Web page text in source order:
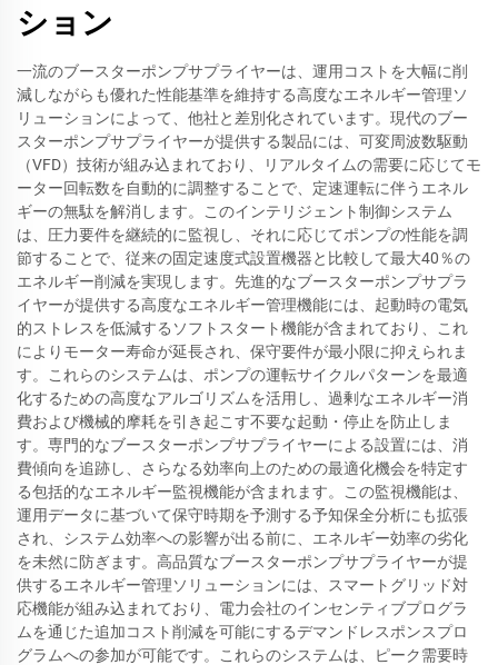
ション
一流のブースターポンプサプライヤーは、運用コストを大幅に削
減しながらも優れた性能基準を維持する高度なエネルギー管理ソ
リューションによって、他社と差別化されています。現代のブー
スターポンプサプライヤーが提供する製品には、可変周波数駆動
（VFD）技術が組み込まれており、リアルタイムの需要に応じてモ
ーター回転数を自動的に調整することで、定速運転に伴うエネル
ギーの無駄を解消します。このインテリジェント制御システム
は、圧力要件を継続的に監視し、それに応じてポンプの性能を調
節することで、従来の固定速度式設置機器と比較して最大40％の
エネルギー削減を実現します。先進的なブースターポンプサプラ
イヤーが提供する高度なエネルギー管理機能には、起動時の電気
的ストレスを低減するソフトスタート機能が含まれており、これ
によりモーター寿命が延長され、保守要件が最小限に抑えられま
す。これらのシステムは、ポンプの運転サイクルパターンを最適
化するための高度なアルゴリズムを活用し、過剰なエネルギー消
費および機械的摩耗を引き起こす不要な起動・停止を防止しま
す。専門的なブースターポンプサプライヤーによる設置には、消
費傾向を追跡し、さらなる効率向上のための最適化機会を特定す
る包括的なエネルギー監視機能が含まれます。この監視機能は、
運用データに基づいて保守時期を予測する予知保全分析にも拡張
され、システム効率への影響が出る前に、エネルギー効率の劣化
を未然に防ぎます。高品質なブースターポンプサプライヤーが提
供するエネルギー管理ソリューションには、スマートグリッド対
応機能が組み込まれており、電力会社のインセンティブプログラ
ムを通じた追加コスト削減を可能にするデマンドレスポンスプロ
グラムへの参加が可能です。これらのシステムは、ピーク需要時